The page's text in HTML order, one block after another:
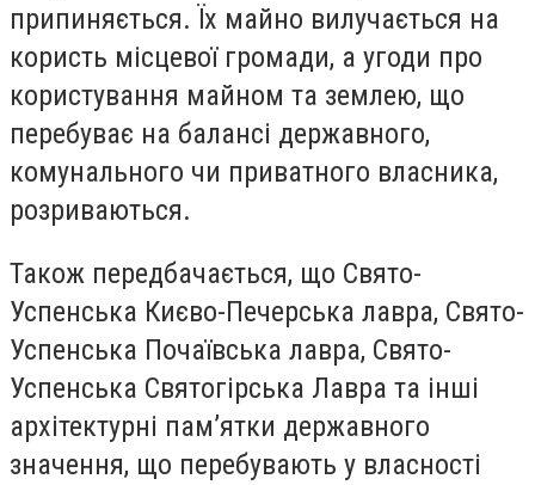
припиняється. Їх майно вилучається на
користь місцевої громади, а угоди про
користування майном та землею, що
перебуває на балансі державного,
комунального чи приватного власника,
розриваються.
Також передбачається, що Свято-
Успенська Києво-Печерська лавра, Свято-
Успенська Почаївська лавра, Свято-
Успенська Святогірська Лавра та інші
архітектурні пам’ятки державного
значення, що перебувають у власності